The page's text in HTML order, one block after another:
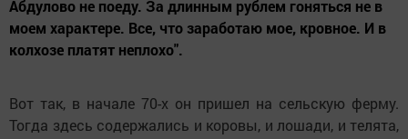
Абдулово не поеду. За длинным рублем гоняться не в
моем характере. Все, что заработаю мое, кровное. И в
колхозе платят неплохо".
Вот так, в начале 70-х он пришел на сельскую ферму.
Тогда здесь содержались и коровы, и лошади, и телята,